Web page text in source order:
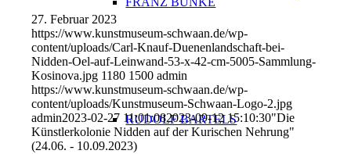
RUDOLF BARTELS
27. Februar 2023
https://www.kunstmuseum-schwaan.de/wp-
content/uploads/Carl-Knauf-Duenenlandschaft-bei-
Nidden-Oel-auf-Leinwand-53-x-42-cm-5005-Sammlung-
Kosinova.jpg 1180 1500 admin
https://www.kunstmuseum-schwaan.de/wp-
content/uploads/Kunstmuseum-Schwaan-Logo-2.jpg
admin2023-02-27 11:01:082023-09-12 15:10:30"Die
Künstlerkolonie Nidden auf der Kurischen Nehrung"
(24.06. - 10.09.2023)